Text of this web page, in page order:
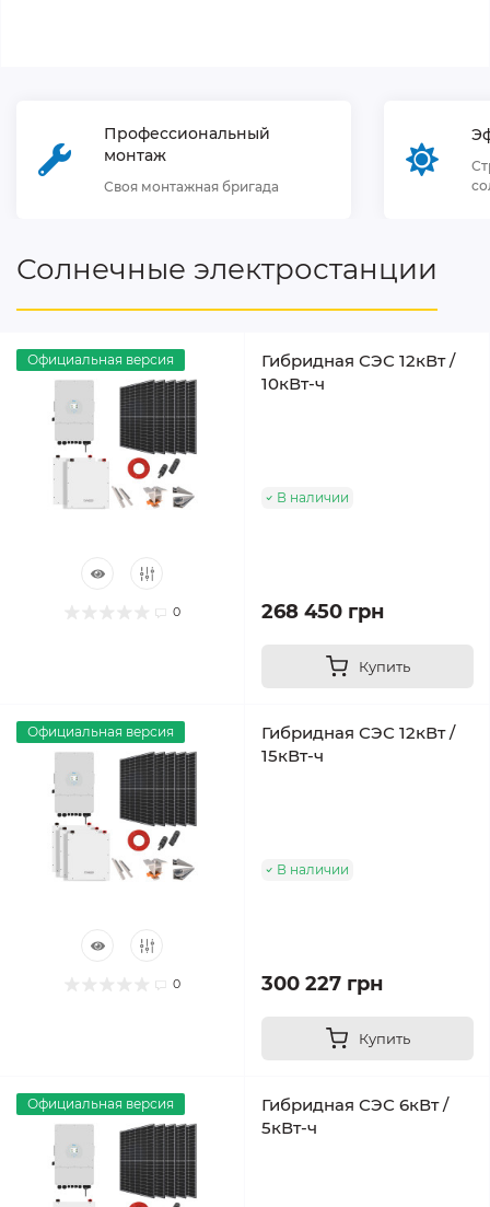
Профессиональный
монтаж
Своя монтажная бригада
Солнечные электростанции
Официальная версия
0
Гибридная СЭС 12кВт /
10кВт-ч
В наличии
268 450 грн
Купить
Официальная версия
0
Гибридная СЭС 12кВт /
15кВт-ч
В наличии
300 227 грн
Купить
Официальная версия
Гибридная СЭС 6кВт /
5кВт-ч